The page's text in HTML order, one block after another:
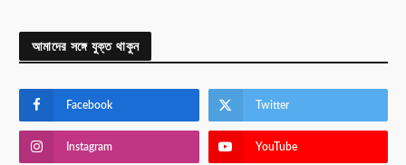
আমাদের সঙ্গে যুক্ত থাকুন
Facebook Twitter
Instagram YouTube